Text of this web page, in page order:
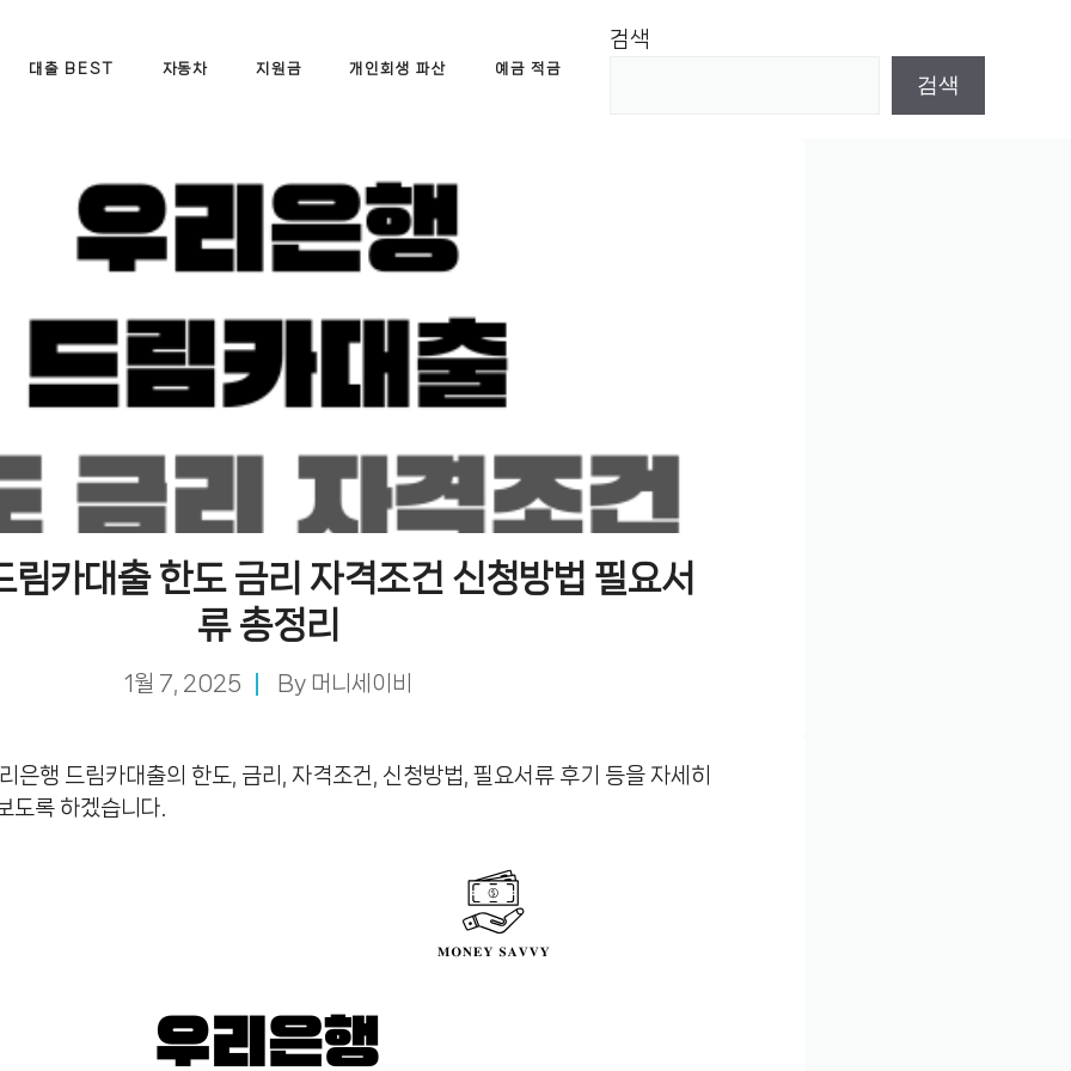
대출 BEST 자동차 지원금 개인회생 파산 예금 적금
검색
검색
림카대출 한도 금리 자격조건 신청방법 필요서
류 총정리
1월 7, 2025 By 머니세이비
은행 드림카대출의 한도, 금리, 자격조건, 신청방법, 필요서류 후기 등을 자세히
도록 하겠습니다.